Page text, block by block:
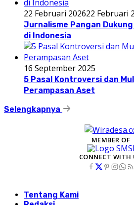
22 Februari 202622 Februari
Jurnalisme Pangan
di Indonesia
16 September 2025
5 Pasal Kontroversi dan
Perampasan Aset
Selengkapnya
MEMBER OF
CONNECT WITH
Tentang Kami